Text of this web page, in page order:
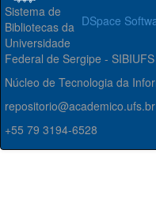
DSpace
Sistema de
Bibliotecas da
Universidade
Federal de Sergipe - SIBIUFS
Núcleo de Tecnologia da
repositorio@academico.ufs.br
+55 79 3194-6528